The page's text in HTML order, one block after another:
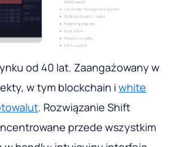
od 40 lat. Zaangażowany w
w tym blockchain i white
. Rozwiązanie Shift
przede wszystkim